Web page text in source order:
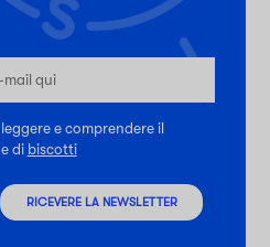
e comprendere il
e di biscotti
RICEVERE LA NEWSLETTER